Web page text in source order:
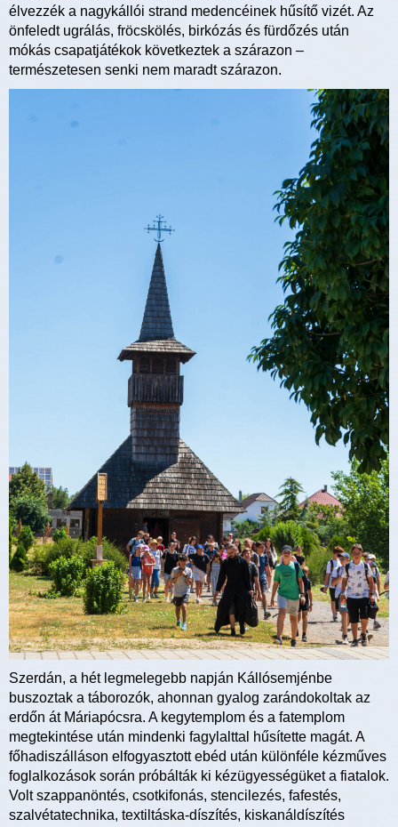
élvezzék a nagykállói strand medencéinek hűsítő vizét. Az
önfeledt ugrálás, fröcskölés, birkózás és fürdőzés után
mókás csapatjátékok következtek a szárazon –
természetesen senki nem maradt szárazon.
Szerdán, a hét legmelegebb napján Kállósemjénbe
buszoztak a táborozók, ahonnan gyalog zarándokoltak az
erdőn át Máriapócsra. A kegytemplom és a fatemplom
megtekintése után mindenki fagylalttal hűsítette magát. A
főhadiszálláson elfogyasztott ebéd után különféle kézműves
foglalkozások során próbálták ki kézügyességüket a fiatalok.
Volt szappanöntés, csotkifonás, stencilezés, fafestés,
szalvétatechnika, textiltáska-díszítés, kiskanáldíszítés